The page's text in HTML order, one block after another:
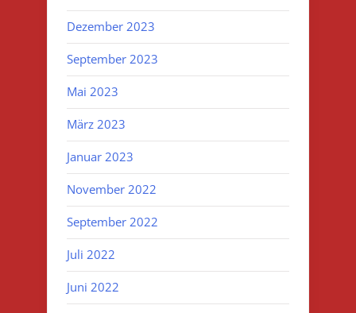
Dezember 2023
September 2023
Mai 2023
März 2023
Januar 2023
November 2022
September 2022
Juli 2022
Juni 2022